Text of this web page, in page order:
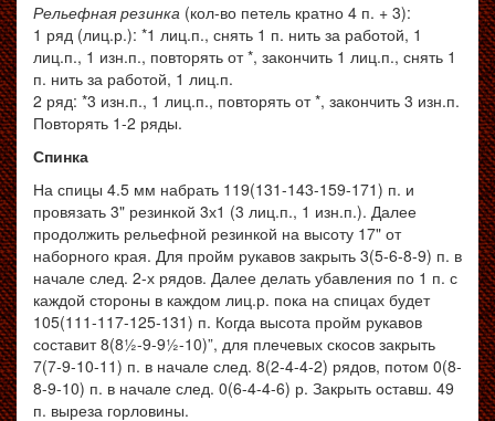
Рельефная резинка (кол-во петель кратно 4 п. + 3):
1 ряд (лиц.р.): *1 лиц.п., снять 1 п. нить за работой, 1
лиц.п., 1 изн.п., повторять от *, закончить 1 лиц.п., снять 1
п. нить за работой, 1 лиц.п.
2 ряд: *3 изн.п., 1 лиц.п., повторять от *, закончить 3 изн.п.
Повторять 1-2 ряды.
Спинка
На спицы 4.5 мм набрать 119(131-143-159-171) п. и
провязать 3" резинкой 3х1 (3 лиц.п., 1 изн.п.). Далее
продолжить рельефной резинкой на высоту 17" от
наборного края. Для пройм рукавов закрыть 3(5-6-8-9) п. в
начале след. 2-х рядов. Далее делать убавления по 1 п. с
каждой стороны в каждом лиц.р. пока на спицах будет
105(111-117-125-131) п. Когда высота пройм рукавов
составит 8(8½-9-9½-10)”, для плечевых скосов закрыть
7(7-9-10-11) п. в начале след. 8(2-4-4-2) рядов, потом 0(8-
8-9-10) п. в начале след. 0(6-4-4-6) р. Закрыть оставш. 49
п. выреза горловины.